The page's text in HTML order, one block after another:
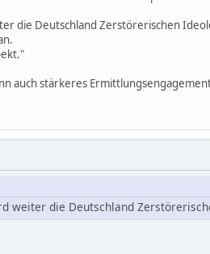
die Deutschland Zerstörerischen
auch stärkeres
weiter die Deutschland